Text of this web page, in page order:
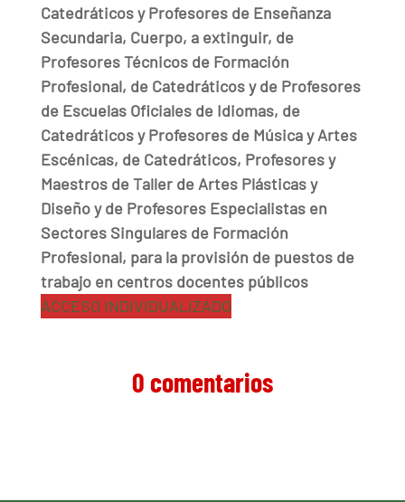
Catedráticos y Profesores de Enseñanza
Secundaria, Cuerpo, a extinguir, de
Profesores Técnicos de Formación
Profesional, de Catedráticos y de Profesores
de Escuelas Oficiales de Idiomas, de
Catedráticos y Profesores de Música y Artes
Escénicas, de Catedráticos, Profesores y
Maestros de Taller de Artes Plásticas y
Diseño y de Profesores Especialistas en
Sectores Singulares de Formación
Profesional, para la provisión de puestos de
trabajo en centros docentes públicos
ACCESO INDIVIDUALIZADO
0 comentarios